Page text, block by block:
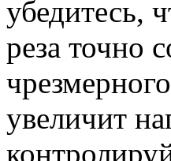
убедитесь,
реза точно
увеличит